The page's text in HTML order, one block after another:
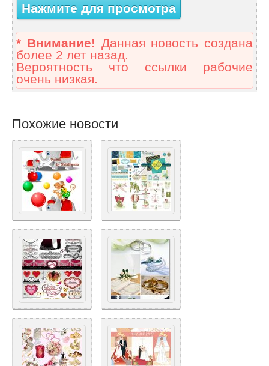
Нажмите для просмотра
* Внимание! Данная новость создана
более 2 лет назад.
Вероятность что ссылки рабочие
очень низкая.
Похожие новости